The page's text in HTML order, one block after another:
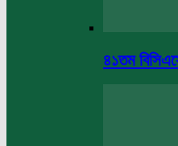
৪১তম